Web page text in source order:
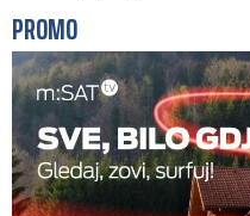
PROMO